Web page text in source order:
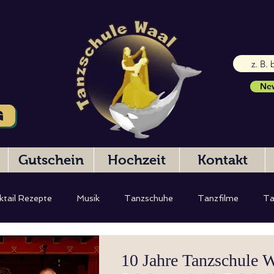
Rezepte Musik Tanzschuhe Tanzfilme
Hochzeitstanz
10 Jahre Tanzschule
Gutschein Hochzeit Kontakt